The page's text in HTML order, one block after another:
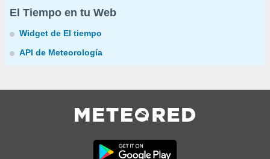
El Tiempo en tu Web
Widget de El tiempo
API de Meteorología